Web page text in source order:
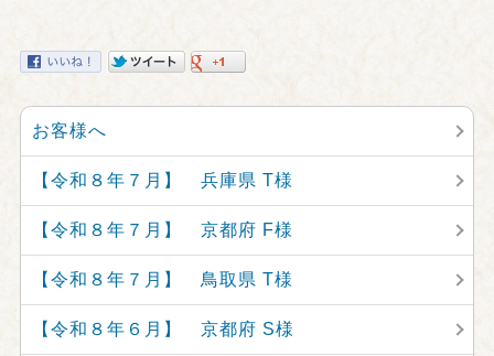
お客様へ
【令和８年７月】 兵庫県 T様
【令和８年７月】 京都府 F様
【令和８年７月】 鳥取県 T様
【令和８年６月】 京都府 S様